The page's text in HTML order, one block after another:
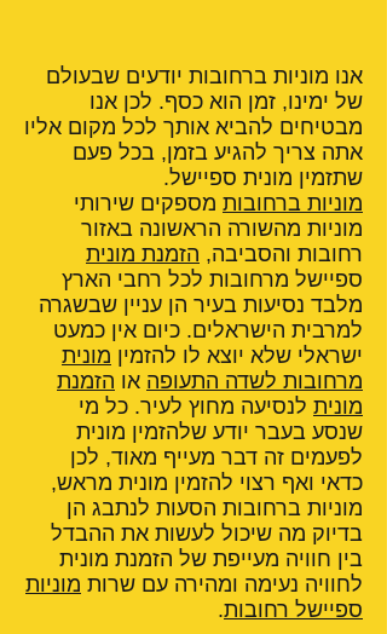
אנו מוניות ברחובות יודעים שבעולם
של ימינו, זמן הוא כסף. לכן אנו
מבטיחים להביא אותך לכל מקום אליו
אתה צריך להגיע בזמן, בכל פעם
שתזמין מונית ספיישל.
מוניות ברחובות מספקים שירותי
מוניות מהשורה הראשונה באזור
רחובות והסביבה, הזמנת מונית
ספיישל מרחובות לכל רחבי הארץ
מלבד נסיעות בעיר הן עניין שבשגרה
למרבית הישראלים. כיום אין כמעט
ישראלי שלא יוצא לו להזמין מונית
מרחובות לשדה התעופה או הזמנת
מונית לנסיעה מחוץ לעיר. כל מי
שנסע בעבר יודע שלהזמין מונית
לפעמים זה דבר מעייף מאוד, לכן
כדאי ואף רצוי להזמין מונית מראש,
מוניות ברחובות הסעות לנתבג הן
בדיוק מה שיכול לעשות את ההבדל
בין חוויה מעייפת של הזמנת מונית
לחוויה נעימה ומהירה עם שרות מוניות
ספיישל רחובות.